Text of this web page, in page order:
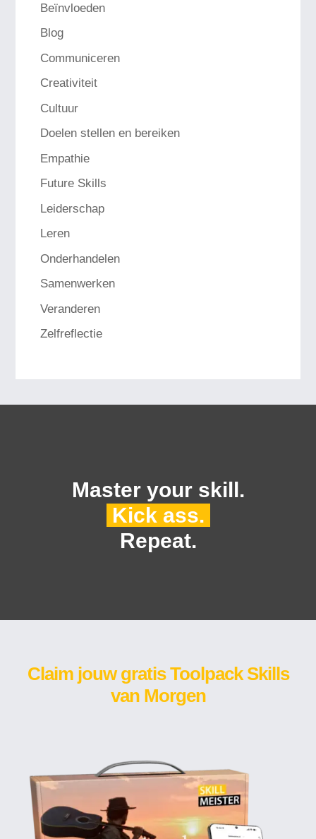
Beïnvloeden
Blog
Communiceren
Creativiteit
Cultuur
Doelen stellen en bereiken
Empathie
Future Skills
Leiderschap
Leren
Onderhandelen
Samenwerken
Veranderen
Zelfreflectie
Master your skill.
Kick ass.
Repeat.
Claim jouw gratis Toolpack Skills
van Morgen